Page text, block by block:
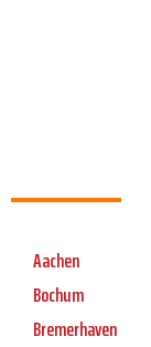
Aachen
Bochum
Bremerhaven